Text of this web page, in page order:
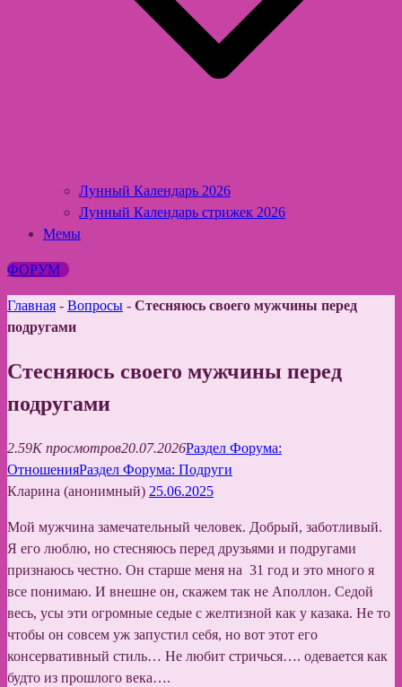
Лунный Календарь 2026
Лунный Календарь стрижек 2026
Мемы
ФОРУМ
Главная - Вопросы - Стесняюсь своего мужчины перед
подругами
Стесняюсь своего мужчины перед
подругами
2.59K просмотров20.07.2026Раздел Форума:
ОтношенияРаздел Форума: Подруги
Кларина (анонимный) 25.06.2025
Мой мужчина замечательный человек. Добрый, заботливый.
Я его люблю, но стесняюсь перед друзьями и подругами
признаюсь честно. Он старше меня на 31 год и это много я
все понимаю. И внешне он, скажем так не Аполлон. Седой
весь, усы эти огромные седые с желтизной как у казака. Не то
чтобы он совсем уж запустил себя, но вот этот его
консервативный стиль… Не любит стричься…. одевается как
будто из прошлого века….